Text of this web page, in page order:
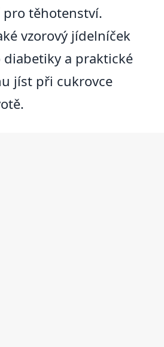
těhotenství.
vzorový jídelníček
a praktické
jíst při cukrovce